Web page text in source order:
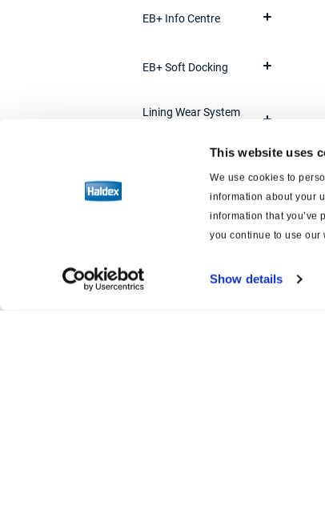
This website uses
We use cookies to
information about your
information that you’ve
you continue to use our
Show details
EB+ Info Centre
EB+ Soft Docking
Lining Wear System
EB+ CAN Hub
Elektronischer
Info Point